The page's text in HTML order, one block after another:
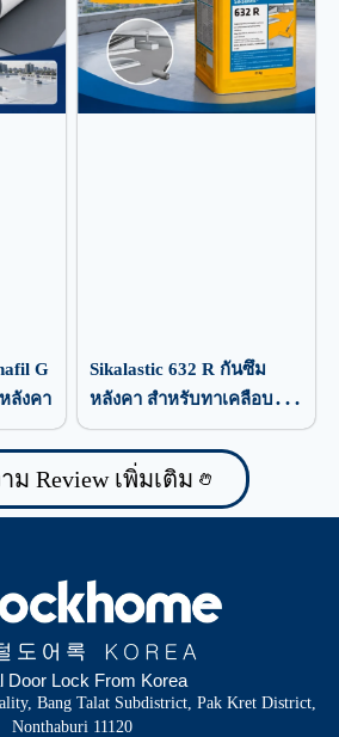
G
ลังคา
Sikalastic 632 R กันซึม
หลังคา สำหรับทาเคลือบ
ป้องกันน้ำรั่วซึม
ม Review เพิ่มเติม
Door Lock From Korea
Bang Talat Subdistrict, Pak Kret District,
Nonthaburi 11120